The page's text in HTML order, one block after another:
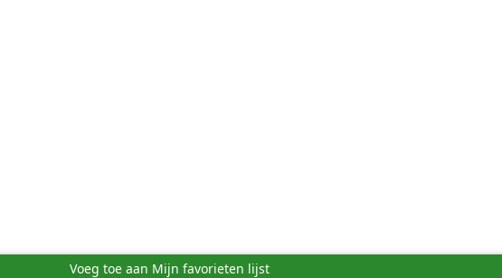
Voeg toe aan Mijn favorieten lijst